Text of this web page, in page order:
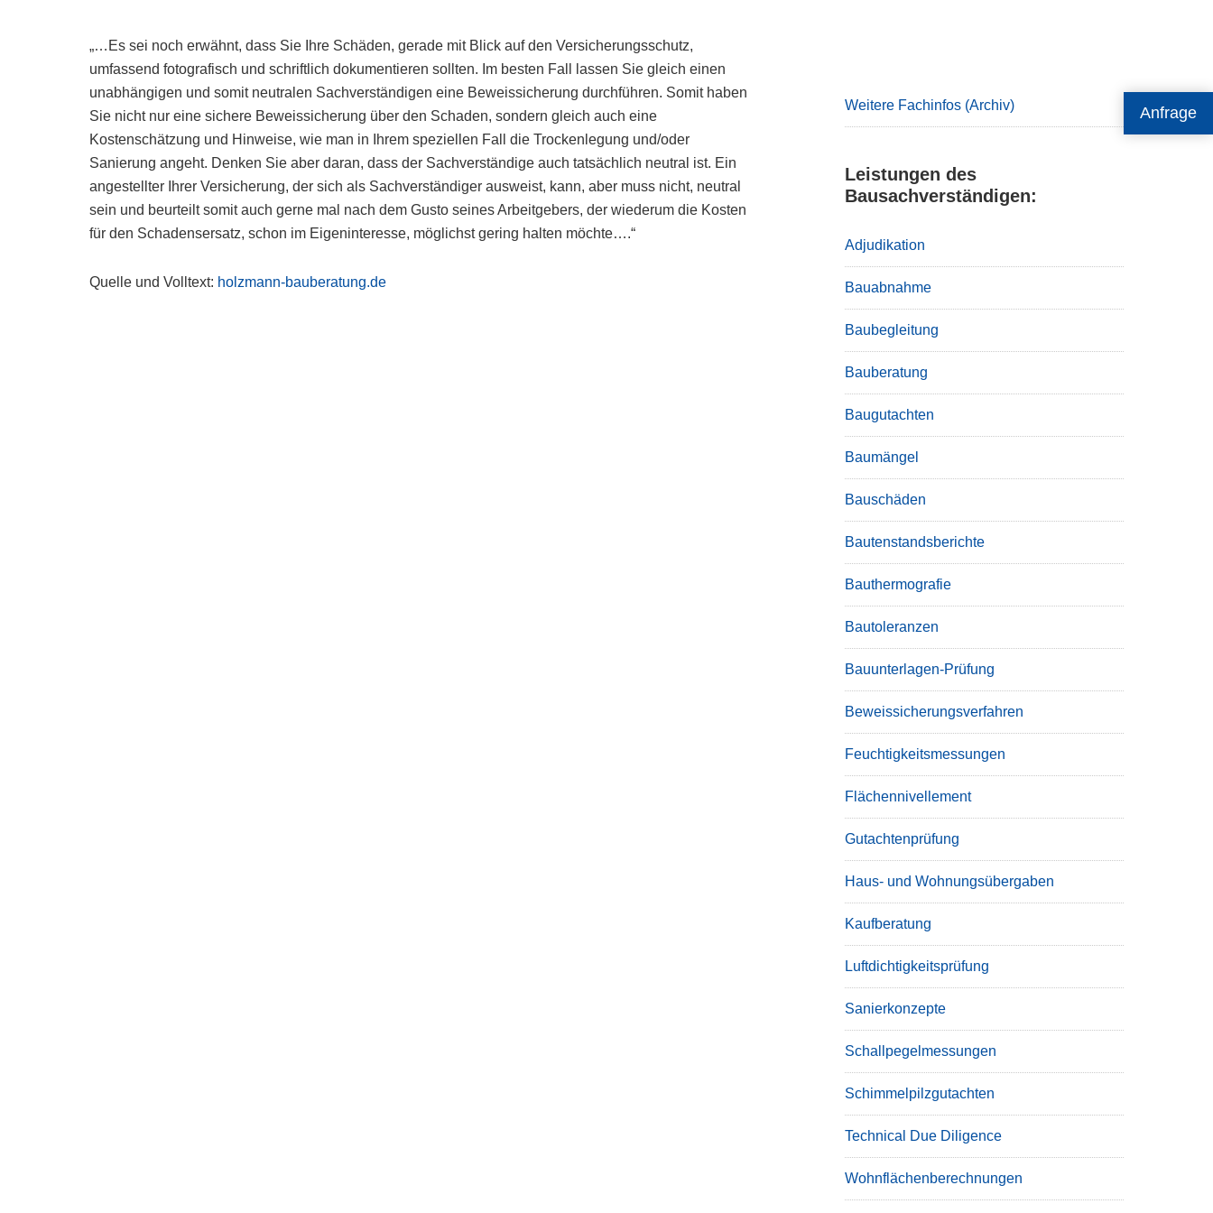
Anfrage
„…Es sei noch erwähnt, dass Sie Ihre Schäden, gerade mit Blick auf den Versicherungsschutz,
umfassend fotografisch und schriftlich dokumentieren sollten. Im besten Fall lassen Sie gleich einen
unabhängigen und somit neutralen Sachverständigen eine Beweissicherung durchführen. Somit haben
Sie nicht nur eine sichere Beweissicherung über den Schaden, sondern gleich auch eine
Kostenschätzung und Hinweise, wie man in Ihrem speziellen Fall die Trockenlegung und/oder
Sanierung angeht. Denken Sie aber daran, dass der Sachverständige auch tatsächlich neutral ist. Ein
angestellter Ihrer Versicherung, der sich als Sachverständiger ausweist, kann, aber muss nicht, neutral
sein und beurteilt somit auch gerne mal nach dem Gusto seines Arbeitgebers, der wiederum die Kosten
für den Schadensersatz, schon im Eigeninteresse, möglichst gering halten möchte….“
Quelle und Volltext: holzmann-bauberatung.de
Weitere Fachinfos (Archiv)
Leistungen des
Bausachverständigen:
Adjudikation
Bauabnahme
Baubegleitung
Bauberatung
Baugutachten
Baumängel
Bauschäden
Bautenstandsberichte
Bauthermografie
Bautoleranzen
Bauunterlagen-Prüfung
Beweissicherungsverfahren
Feuchtigkeitsmessungen
Flächennivellement
Gutachtenprüfung
Haus- und Wohnungsübergaben
Kaufberatung
Luftdichtigkeitsprüfung
Sanierkonzepte
Schallpegelmessungen
Schimmelpilzgutachten
Technical Due Diligence
Wohnflächenberechnungen